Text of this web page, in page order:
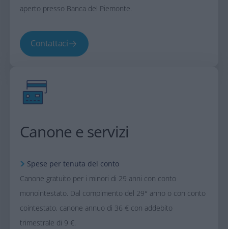
aperto presso Banca del Piemonte.
Contattaci
Canone e servizi
Spese per tenuta del conto
Canone gratuito per i minori di 29 anni con conto
monointestato. Dal compimento del 29° anno o con conto
cointestato, canone annuo di 36 € con addebito
trimestrale di 9 €.